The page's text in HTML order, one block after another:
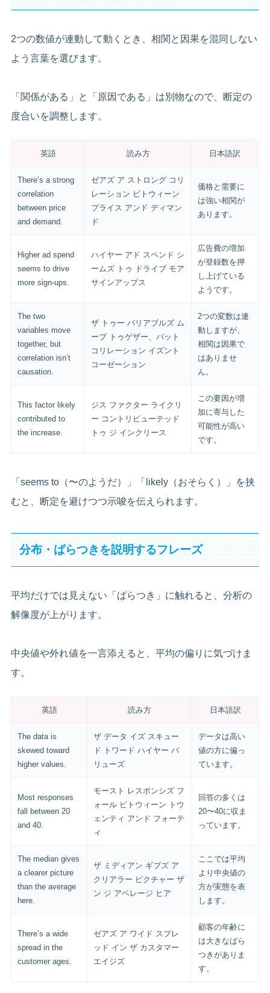
2つの数値が連動して動くとき、相関と因果を混同しない
よう言葉を選びます。
「関係がある」と「原因である」は別物なので、断定の
度合いを調整します。
英語 読み方 日本語訳
There’s a strong
correlation
between price
and demand.
ゼアズ ア ストロング コリ
レーション ビトウィーン
プライス アンド ディマン
ド
価格と需要に
は強い相関が
あります。
Higher ad spend
seems to drive
more sign-ups.
ハイヤー アド スペンド シ
ームズ トゥ ドライブ モア
サインアップス
広告費の増加
が登録数を押
し上げている
ようです。
The two
variables move
together, but
correlation isn’t
causation.
ザ トゥー バリアブルズ ム
ーブ トゥゲザー、バット
コリレーション イズント
コーゼーション
2つの変数は連
動しますが、
相関は因果で
はありませ
ん。
This factor likely
contributed to
the increase.
ジス ファクター ライクリ
ー コントリビューテッド
トゥ ジ インクリース
この要因が増
加に寄与した
可能性が高い
です。
「seems to（〜のようだ）」「likely（おそらく）」を挟
むと、断定を避けつつ示唆を伝えられます。
分布・ばらつきを説明するフレーズ
平均だけでは見えない「ばらつき」に触れると、分析の
解像度が上がります。
中央値や外れ値を一言添えると、平均の偏りに気づけま
す。
英語 読み方 日本語訳
The data is
skewed toward
higher values.
ザ データ イズ スキュー
ド トワード ハイヤー バ
リューズ
データは高い
値の方に偏っ
ています。
Most responses
fall between 20
and 40.
モースト レスポンシズ フ
ォール ビトウィーン トウ
ェンティ アンド フォーテ
ィ
回答の多くは
20〜40に収ま
っています。
The median gives
a clearer picture
than the average
here.
ザ ミディアン ギブズ ア
クリアラー ピクチャー ザ
ン ジ アベレージ ヒア
ここでは平均
より中央値の
方が実態を表
します。
There’s a wide
spread in the
customer ages.
ゼアズ ア ワイド スプレ
ッド イン ザ カスタマー
エイジズ
顧客の年齢に
は大きなばら
つきがありま
す。